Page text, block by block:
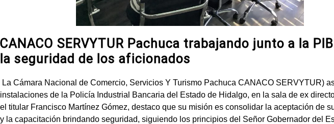
CANACO SERVYTUR Pachuca trabajando junto a la
la seguridad de los aficionados
La Cámara Nacional de Comercio, Servicios Y Turismo Pachuca CANACO SERVYTUR)
instalaciones de la Policía Industrial Bancaria del Estado de Hidalgo, en la sala de ex
el titular Francisco Martínez Gómez, destaco que su misión es consolidar la aceptación de
y la capacitación brindando seguridad, siguiendo los principios del Señor Gobernador del